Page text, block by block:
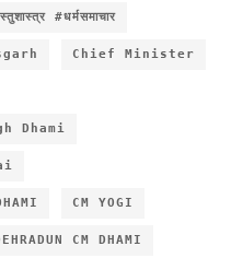
#धर्मसमाचार
Chief Minister
Dhami
CM YOGI
CM DHAMI